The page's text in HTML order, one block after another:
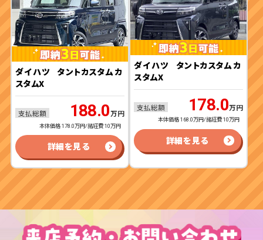
ダイハツ
タントカスタム カ
スタムX
支払総額 188.0万円
本体価格 178.0万円/諸経費 10万円
詳細を見る
ダイハツ
タントカスタム カ
スタムX
支払総額 178.0万円
本体価格 168.0万円/諸経費 10万円
詳細を見る